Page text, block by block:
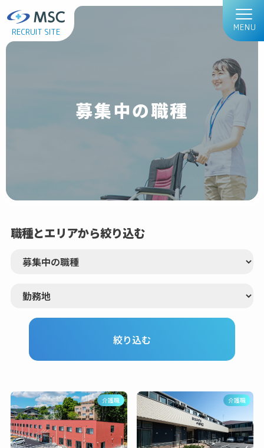
RECRUIT SITE MENU
募集中の職種
職種とエリアから絞り込む
介護職 介護職